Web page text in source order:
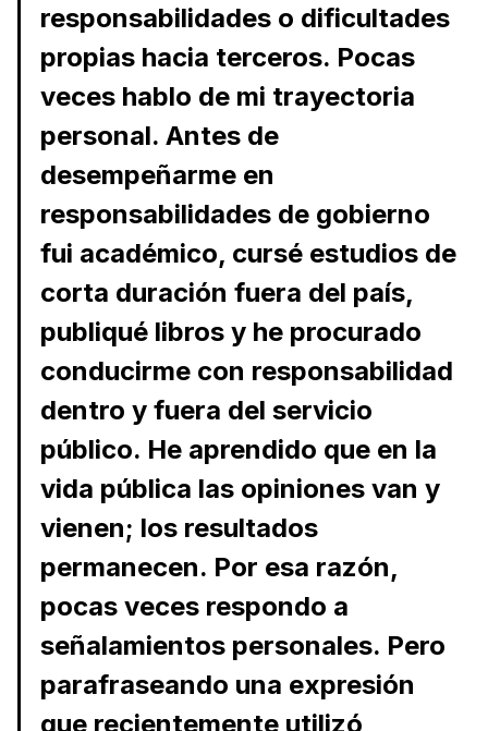
responsabilidades o dificultades
propias hacia terceros. Pocas
veces hablo de mi trayectoria
personal. Antes de
desempeñarme en
responsabilidades de gobierno
fui académico, cursé estudios de
corta duración fuera del país,
publiqué libros y he procurado
conducirme con responsabilidad
dentro y fuera del servicio
público. He aprendido que en la
vida pública las opiniones van y
vienen; los resultados
permanecen. Por esa razón,
pocas veces respondo a
señalamientos personales. Pero
parafraseando una expresión
que recientemente utilizó